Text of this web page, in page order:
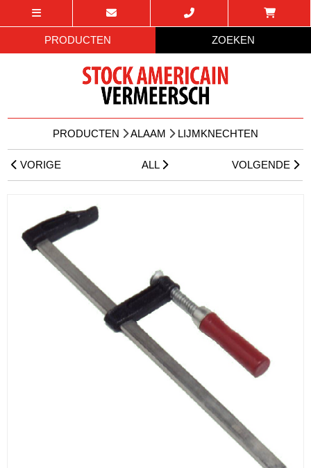
PRODUCTEN ZOEKEN
PRODUCTEN ALAAM LIJMKNECHTEN
VORIGE ALL VOLGENDE